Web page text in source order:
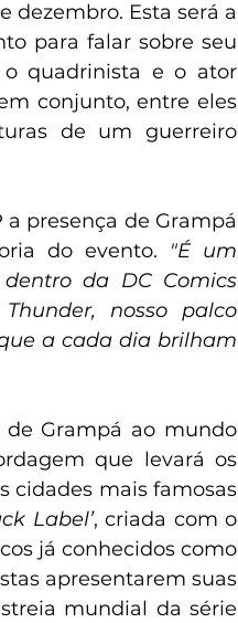
dezembro. Esta será a
o quadrinista e o ator
de um guerreiro
a presença de Grampá
do evento. "É um
da DC Comics
nosso palco
a cada dia brilham
Grampá ao mundo
que levará os
cidades mais famosas
Label’, criada com o
já conhecidos como
apresentarem suas
mundial da série